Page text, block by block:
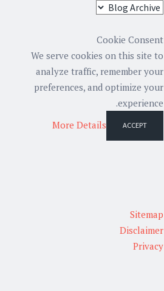
Cookie Consent
We serve cookies on this site to
analyze traffic, remember your
preferences, and optimize your
experience.
ACCEPT
More Details
Sitemap
Disclaimer
Privacy